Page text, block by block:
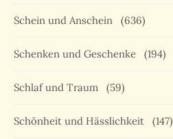
Schein und Anschein (636)
Schenken und Geschenke (194)
Schlaf und Traum (59)
Schönheit und Hässlichkeit (147)